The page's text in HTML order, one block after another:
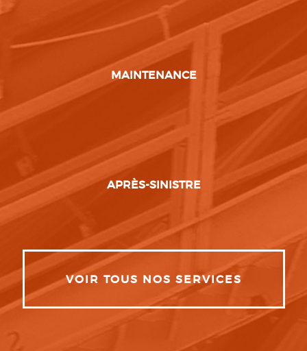
MAINTENANCE
APRÈS-SINISTRE
VOIR TOUS NOS SERVICES